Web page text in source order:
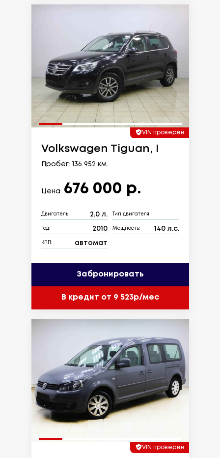
VIN проверен
Volkswagen Tiguan, I
Пробег: 136 952 км.
Цена: 676 000 р.
Двигатель: 2.0 л. Тип двигателя:
Год: 2010 Мощность: 140 л.с.
КПП: автомат
Забронировать
В кредит от 9 523р/мес
VIN проверен